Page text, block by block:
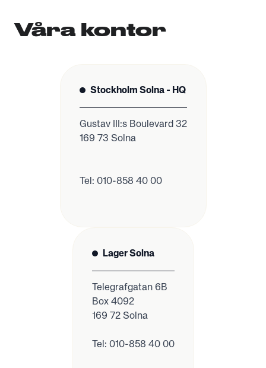
Våra kontor
Stockholm Solna - HQ
Gustav III:s Boulevard 32
169 73 Solna
Tel: 010-858 40 00
Lager Solna
Telegrafgatan 6B
Box 4092
169 72 Solna
Tel: 010-858 40 00